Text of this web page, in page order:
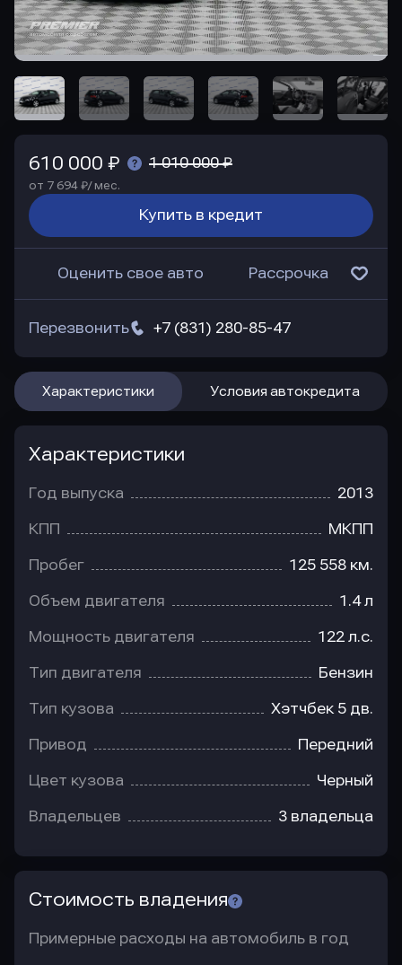
610 000 ₽ 1 010 000 ₽
от 7 694 ₽/ мес.
Купить в кредит
Оценить свое авто Рассрочка
+7 (831) 280-85-47
Перезвонить
Характеристики Условия автокредита
Характеристики
Год выпуска 2013
КПП МКПП
Пробег 125 558 км.
Объем двигателя 1.4 л
Мощность двигателя 122 л.с.
Тип двигателя Бензин
Тип кузова Хэтчбек 5 дв.
Привод Передний
Цвет кузова Черный
Владельцев 3 владельца
Стоимость владения
Примерные расходы на автомобиль в год